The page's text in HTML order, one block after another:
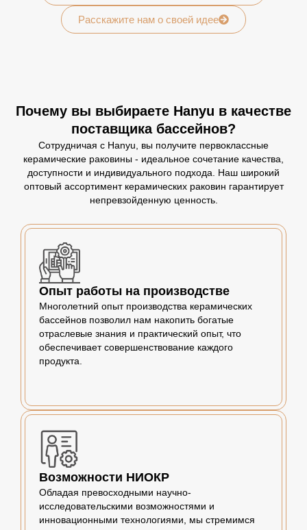
Расскажите нам о своей идее
Почему вы выбираете Hanyu в качестве
поставщика бассейнов?
Сотрудничая с Hanyu, вы получите первоклассные
керамические раковины - идеальное сочетание качества,
доступности и индивидуального подхода. Наш широкий
оптовый ассортимент керамических раковин гарантирует
непревзойденную ценность.
Опыт работы на производстве
Многолетний опыт производства керамических
бассейнов позволил нам накопить богатые
отраслевые знания и практический опыт, что
обеспечивает совершенствование каждого
продукта.
Возможности НИОКР
Обладая превосходными научно-
исследовательскими возможностями и
инновационными технологиями, мы стремимся